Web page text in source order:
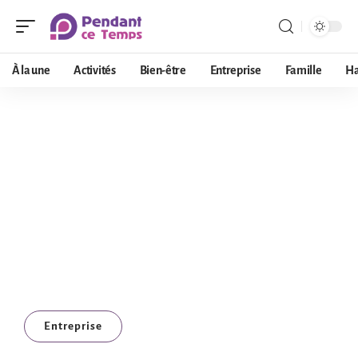
À la une Activités Bien-être Entreprise Famille
Entreprise